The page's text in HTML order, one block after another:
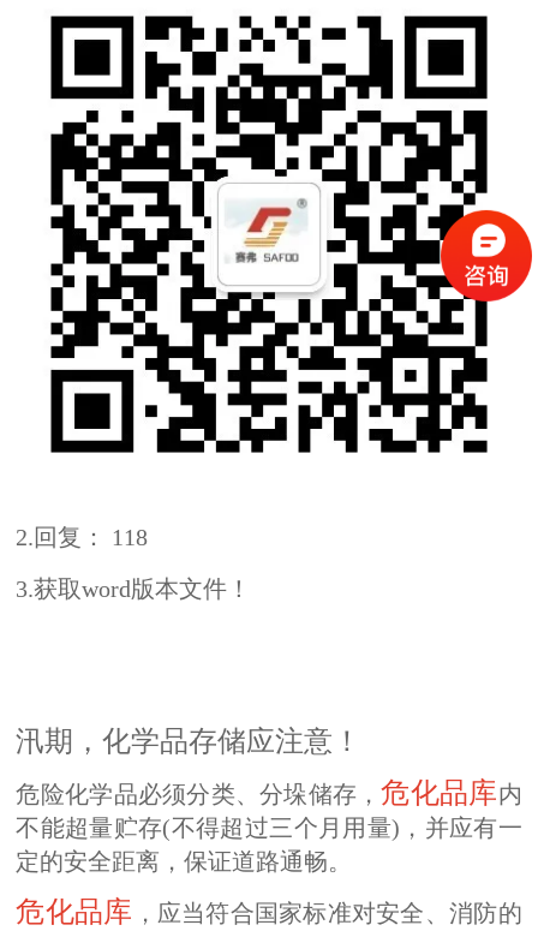
2.回复： 118
3.获取word版本文件！
汛期，化学品存储应注意！
危险化学品必须分类、分垛储存，危化品库内
不能超量贮存(不得超过三个月用量)，并应有一
定的安全距离，保证道路通畅。
危化品库 ，应当符合国家标准对安全、消防的